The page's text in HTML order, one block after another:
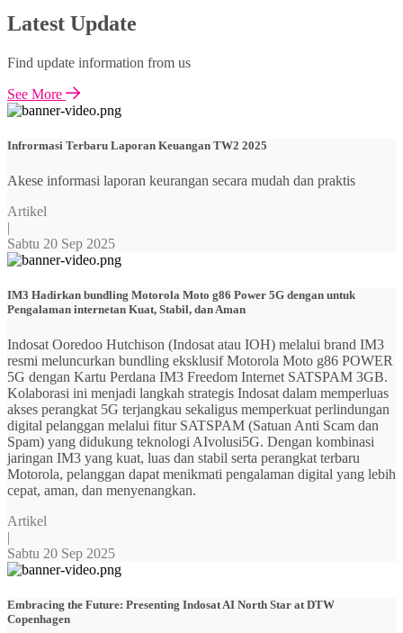
Latest Update
Find update information from us
See More
Infrormasi Terbaru Laporan Keuangan TW2 2025
Akese informasi laporan keurangan secara mudah dan praktis
Artikel
|
Sabtu 20 Sep 2025
IM3 Hadirkan bundling Motorola Moto g86 Power 5G dengan untuk
Pengalaman internetan Kuat, Stabil, dan Aman
Indosat Ooredoo Hutchison (Indosat atau IOH) melalui brand IM3
resmi meluncurkan bundling eksklusif Motorola Moto g86 POWER
5G dengan Kartu Perdana IM3 Freedom Internet SATSPAM 3GB.
Kolaborasi ini menjadi langkah strategis Indosat dalam memperluas
akses perangkat 5G terjangkau sekaligus memperkuat perlindungan
digital pelanggan melalui fitur SATSPAM (Satuan Anti Scam dan
Spam) yang didukung teknologi AIvolusi5G. Dengan kombinasi
jaringan IM3 yang kuat, luas dan stabil serta perangkat terbaru
Motorola, pelanggan dapat menikmati pengalaman digital yang lebih
cepat, aman, dan menyenangkan.
Artikel
|
Sabtu 20 Sep 2025
Embracing the Future: Presenting Indosat AI North Star at DTW
Copenhagen